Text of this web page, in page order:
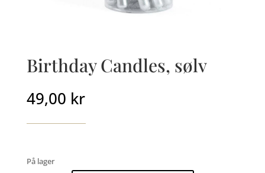
Birthday Candles, sølv
49,00 kr
På lager